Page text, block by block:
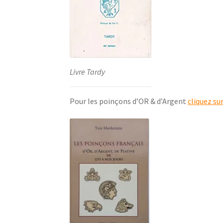
Livre Tardy
Pour les poinçons d’OR & d’Argentcliquez